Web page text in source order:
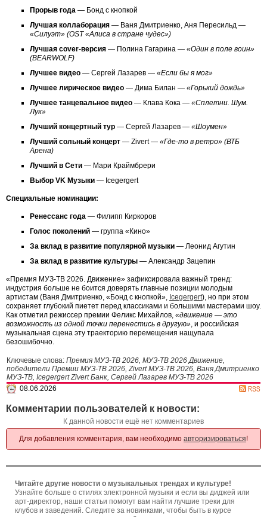
Прорыв года — Бонд с кнопкой
Лучшая коллаборация — Ваня Дмитриенко, Аня Пересильд —
«Силуэт» (OST «Алиса в стране чудес»)
Лучшая cover-версия — Полина Гагарина — «Один в поле воин»
(BEARWOLF)
Лучшее видео — Сергей Лазарев — «Если бы я мог»
Лучшее лирическое видео — Дима Билан — «Горький дождь»
Лучшее танцевальное видео — Клава Кока — «Сплетни. Шум.
Лук»
Лучший концертный тур — Сергей Лазарев — «Шоумен»
Лучший сольный концерт — Zivert — «Где-то в ретро» (ВТБ
Арена)
Лучший в Сети — Мари Краймбрери
Выбор VK Музыки — Icegergert
Специальные номинации:
Ренессанс года — Филипп Киркоров
Голос поколений — группа «Кино»
За вклад в развитие популярной музыки — Леонид Агутин
За вклад в развитие культуры — Александр Зацепин
«Премия МУЗ-ТВ 2026. Движение» зафиксировала важный тренд:
индустрия больше не боится доверять главные позиции молодым
артистам (Ваня Дмитриенко, «Бонд с кнопкой», Icegergert), но при этом
сохраняет глубокий пиетет перед классиками и большими мастерами шоу.
Как отметил режиссер премии Феликс Михайлов, «движение — это
возможность из одной точки перенестись в другую», и российская
музыкальная сцена эту траекторию перемещения нащупала
безошибочно.
Ключевые слова: Премия МУЗ-ТВ 2026, МУЗ-ТВ 2026 Движение,
победители Премии МУЗ-ТВ 2026, Zivert МУЗ-ТВ 2026, Ваня Дмитриенко
МУЗ-ТВ, Icegergert Zivert Банк, Сергей Лазарев МУЗ-ТВ 2026
08.06.2026
Комментарии пользователей к новости:
К данной новости ещё нет комментариев
Для добавления комментария, вам необходимо авторизироваться!
Читайте другие новости о музыкальных трендах и культуре!
Узнайте больше о стилях электронной музыки и если вы диджей или
арт-директор, наши статьи помогут вам найти лучшие треки для
клубов и заведений. Следите за новинками, чтобы быть в курсе